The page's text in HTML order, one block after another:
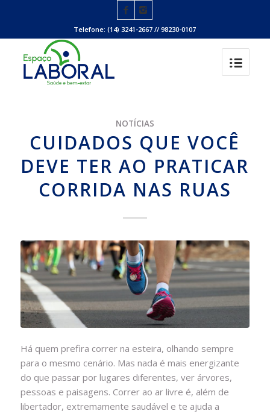
Telefone: (14) 3241-2667 // 98230-0107
NOTÍCIAS
CUIDADOS QUE VOCÊ
DEVE TER AO PRATICAR
CORRIDA NAS RUAS
Há quem prefira correr na esteira, olhando sempre
para o mesmo cenário. Mas nada é mais energizante
do que passar por lugares diferentes, ver árvores,
pessoas e paisagens. Correr ao ar livre é, além de
libertador, extremamente saudável e te ajuda a